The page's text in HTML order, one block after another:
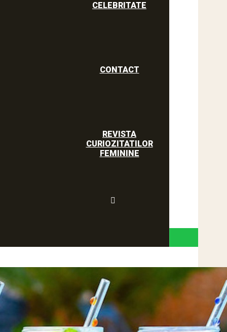
CELEBRITATE
CONTACT
REVISTA
CURIOZITATILOR
FEMININE